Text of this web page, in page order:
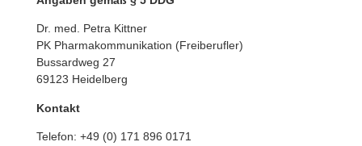
Dr. med. Petra Kittner
PK Phar­ma­kom­mu­ni­ka­tion (Frei­be­rufler)
Bussardweg 27
69123 Heidel­berg
Kontakt
Telefon: +49 (0) 171 896 0171